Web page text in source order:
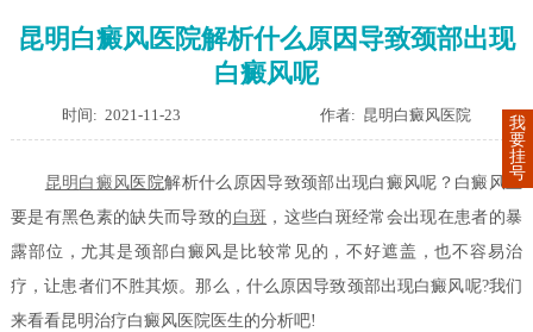
昆明白癜风医院解析什么原因导致颈部出现
白癜风呢
时间: 2021-11-23 作者: 昆明白癜风医院
昆明 白癜风 医院解析什么原因导致颈部出现白癜风呢？白癜风主
要是有黑色素的缺失而导致的 白斑 ，这些白斑经常会出现在患者的暴
露部位，尤其是颈部白癜风是比较常见的，不好遮盖，也不容易治
疗，让患者们不胜其烦。那么，什么原因导致颈部出现白癜风呢?我们
来看看昆明治疗白癜风医院医生的分析吧!
我
要
挂
号